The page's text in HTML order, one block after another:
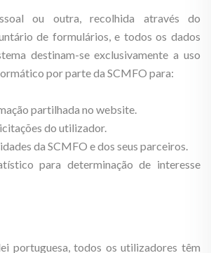
ou outra, recolhida através do
de formulários, e todos os dados
destinam-se exclusivamente a uso
por parte da SCMFO para:
partilhada no website.
do utilizador.
da SCMFO e dos seus parceiros.
para determinação de interesse
portuguesa, todos os utilizadores têm